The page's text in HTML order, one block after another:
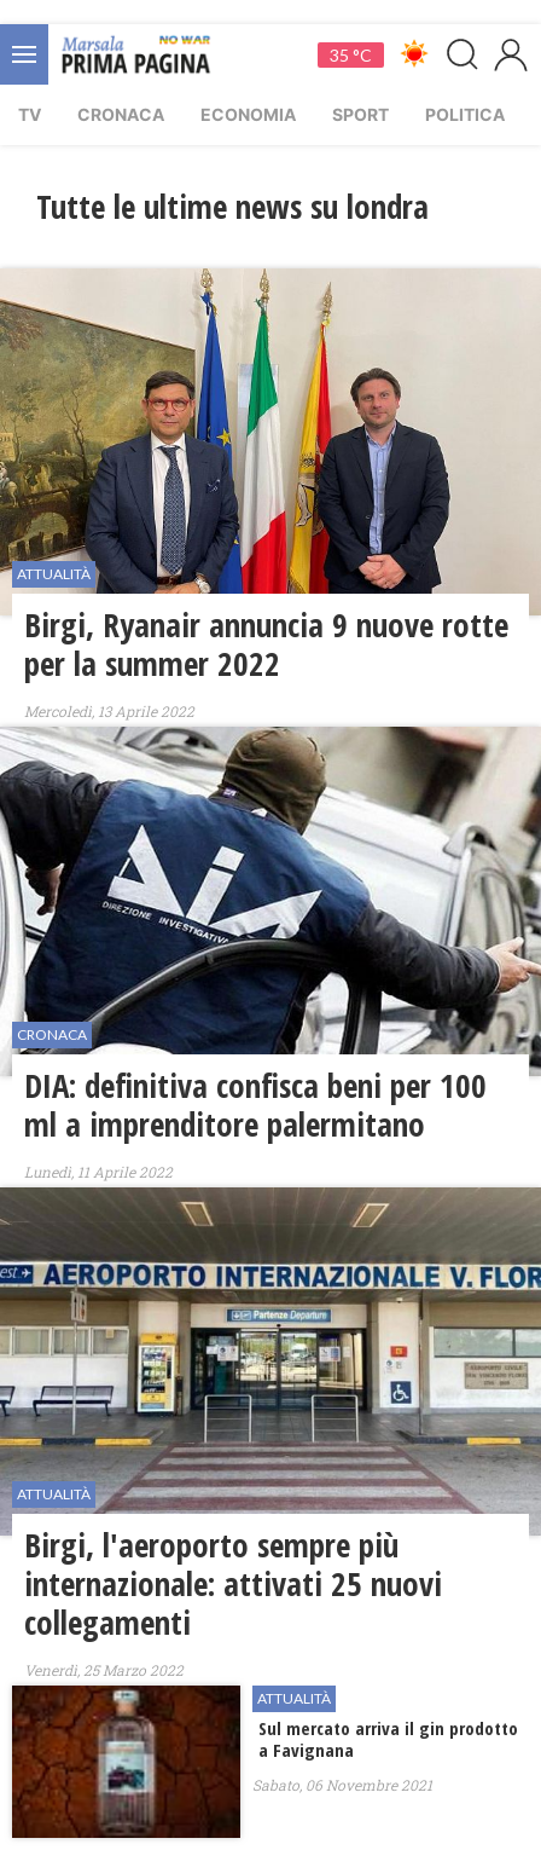
35 °C
TV CRONACA ECONOMIA SPORT POLITICA
Tutte le ultime news su londra
ATTUALITÀ
Birgi, Ryanair annuncia 9 nuove rotte
per la summer 2022
Mercoledì, 13 Aprile 2022
CRONACA
DIA: definitiva confisca beni per 100
ml a imprenditore palermitano
Lunedì, 11 Aprile 2022
ATTUALITÀ
Birgi, l'aeroporto sempre più
internazionale: attivati 25 nuovi
collegamenti
Venerdì, 25 Marzo 2022
ATTUALITÀ
Sul mercato arriva il gin prodotto
a Favignana
Sabato, 06 Novembre 2021